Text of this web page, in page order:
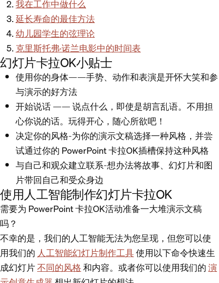
我在工作中做什么
延长寿命的最佳方法
幼儿园学生的弦理论
克里斯托弗·诺兰电影中的时间表
幻灯片卡拉OK小贴士
使用你的身体——手势、动作和表演是开怀大笑和参
与演示的好方法
开始说话 —— 说点什么，即使是胡言乱语。不用担
心你说的话。玩得开心，随心所欲吧！
决定你的风格-为你的演示文稿选择一种风格，并尝
试通过你的 PowerPoint 卡拉OK插槽保持这种风格
与自己和观众建立联系-想办法将故事、幻灯片和图
片带回自己和受众身边
使用人工智能制作幻灯片卡拉OK
需要为 PowerPoint 卡拉OK活动准备一大堆演示文稿
吗？
不幸的是，我们的人工智能无法为您呈现，但您可以使
用我们的人工智能幻灯片制作工具使用以下命令快速生
成幻灯片不同的风格和内容。或者你可以使用我们的演